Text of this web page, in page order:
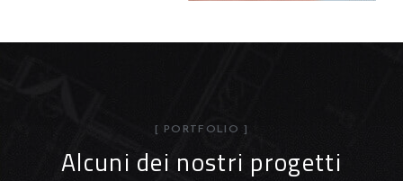
[ PORTFOLIO ]
Alcuni dei nostri progetti